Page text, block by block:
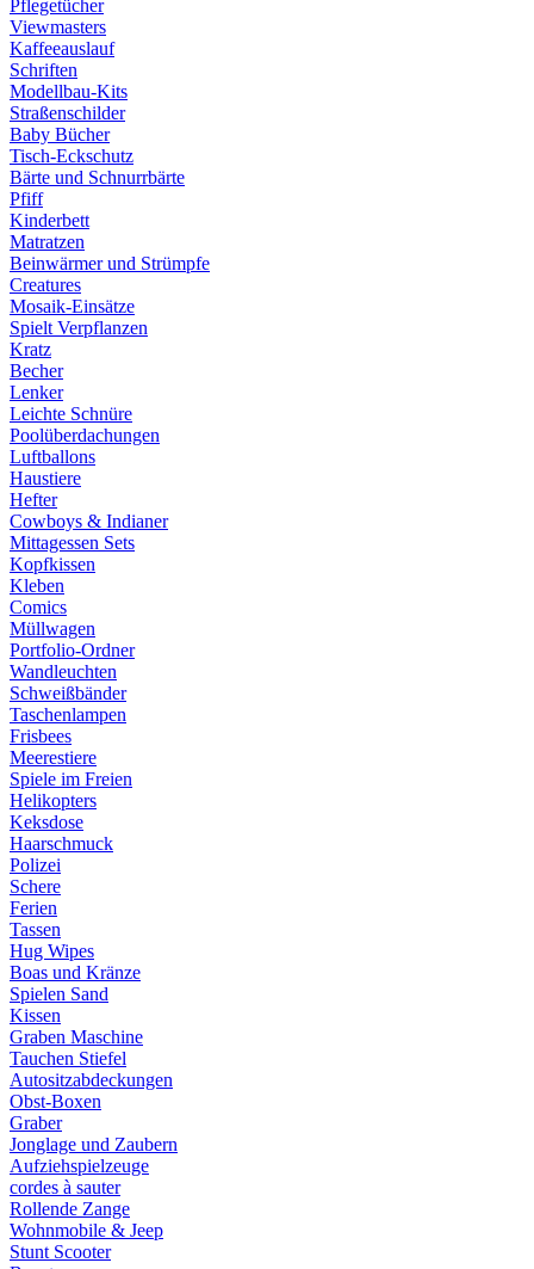
Pflegetücher
Viewmasters
Kaffeeauslauf
Schriften
Modellbau-Kits
Straßenschilder
Baby Bücher
Tisch-Eckschutz
Bärte und Schnurrbärte
Pfiff
Kinderbett
Matratzen
Beinwärmer und Strümpfe
Creatures
Mosaik-Einsätze
Spielt Verpflanzen
Kratz
Becher
Lenker
Leichte Schnüre
Poolüberdachungen
Luftballons
Haustiere
Hefter
Cowboys & Indianer
Mittagessen Sets
Kopfkissen
Kleben
Comics
Müllwagen
Portfolio-Ordner
Wandleuchten
Schweißbänder
Taschenlampen
Frisbees
Meerestiere
Spiele im Freien
Helikopters
Keksdose
Haarschmuck
Polizei
Schere
Ferien
Tassen
Hug Wipes
Boas und Kränze
Spielen Sand
Kissen
Graben Maschine
Tauchen Stiefel
Autositzabdeckungen
Obst-Boxen
Graber
Jonglage und Zaubern
Aufziehspielzeuge
cordes à sauter
Rollende Zange
Wohnmobile & Jeep
Stunt Scooter